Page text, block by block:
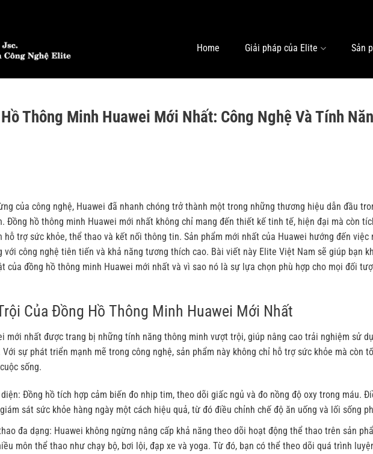
Home Giải pháp của Elite Sản
Thông Minh Huawei Mới Nhất: Công Nghệ Và Tính
của công nghệ, Huawei đã nhanh chóng trở thành một trong những thương hiệu dẫn đầu
Đồng hồ thông minh Huawei mới nhất không chỉ mang đến thiết kế tinh tế, hiện đại mà còn
trợ sức khỏe, thể thao và kết nối thông tin. Sản phẩm mới nhất của Huawei hướng đến việc
với công nghệ tiên tiến và khả năng tương thích cao. Bài viết này Elite Việt Nam sẽ giúp bạn
của đồng hồ thông minh Huawei mới nhất và vì sao nó là sự lựa chọn phù hợp cho mọi đối
Của Đồng Hồ Thông Minh Huawei Mới Nhất
mới nhất được trang bị những tính năng thông minh vượt trội, giúp nâng cao trải nghiệm sử
sự phát triển mạnh mẽ trong công nghệ, sản phẩm này không chỉ hỗ trợ sức khỏe mà còn
sống.
Đồng hồ tích hợp cảm biến đo nhịp tim, theo dõi giấc ngủ và đo nồng độ oxy trong máu.
sát sức khỏe hàng ngày một cách hiệu quả, từ đó điều chỉnh chế độ ăn uống và lối sống
đa dạng: Huawei không ngừng nâng cấp khả năng theo dõi hoạt động thể thao trên sản
môn thể thao như chạy bộ, bơi lội, đạp xe và yoga. Từ đó, bạn có thể theo dõi quá trình